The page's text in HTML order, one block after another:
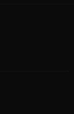
Ngầm Sắt Màu
(2023)
World Tales (2025)